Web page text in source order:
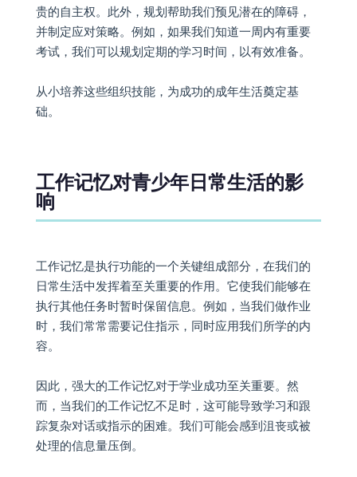
贵的自主权。此外，规划帮助我们预见潜在的障碍，
并制定应对策略。例如，如果我们知道一周内有重要
考试，我们可以规划定期的学习时间，以有效准备。
从小培养这些组织技能，为成功的成年生活奠定基
础。
工作记忆对青少年日常生活的影
响
工作记忆是执行功能的一个关键组成部分，在我们的
日常生活中发挥着至关重要的作用。它使我们能够在
执行其他任务时暂时保留信息。例如，当我们做作业
时，我们常常需要记住指示，同时应用我们所学的内
容。
因此，强大的工作记忆对于学业成功至关重要。然
而，当我们的工作记忆不足时，这可能导致学习和跟
踪复杂对话或指示的困难。我们可能会感到沮丧或被
处理的信息量压倒。